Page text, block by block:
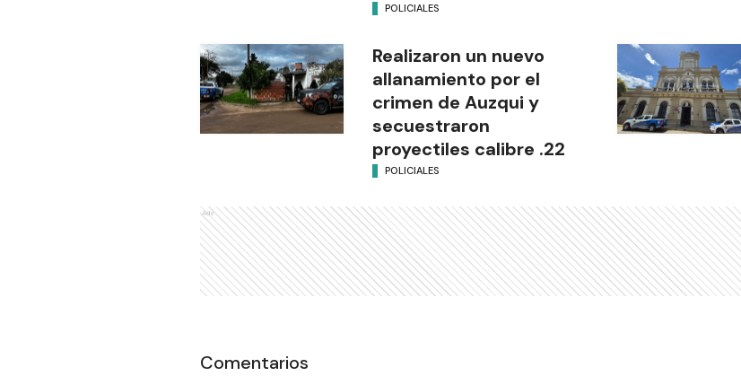
POLICIALES
Realizaron un nuevo
allanamiento por el
crimen de Auzqui y
secuestraron
proyectiles calibre .22
POLICIALES
Ads
Comentarios